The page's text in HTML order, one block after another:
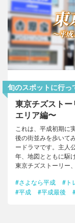
MAPPLEの新商品紹
旬のスポットに行っ
東京チズスト
エリア編〜
これは、平成初期に
後の街並みを歩いて
ードラマです。主人
年、地図とともに
東京チズストーリー
#さよなら平成
#ト
#平成
#平成最後